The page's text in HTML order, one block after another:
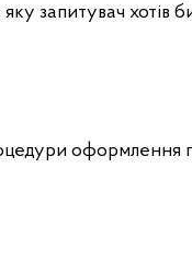
запитувач хотів
оформлення